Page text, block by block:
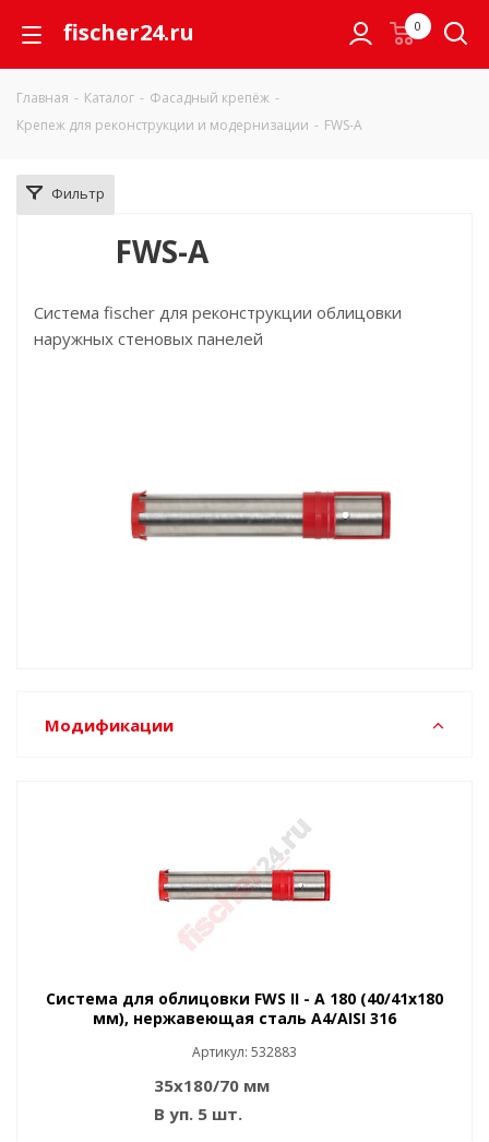
fischer24.ru 0
Главная - Каталог - Фасадный крепёж -
Крепеж для реконструкции и модернизации - FWS-A
Фильтр
FWS-A
Система fischer для реконструкции облицовки
наружных стеновых панелей
Модификации
Система для облицовки FWS II - A 180 (40/41x180
мм), нержавеющая сталь A4/AISI 316
Артикул: 532883
35x180/70 мм
В уп. 5 шт.